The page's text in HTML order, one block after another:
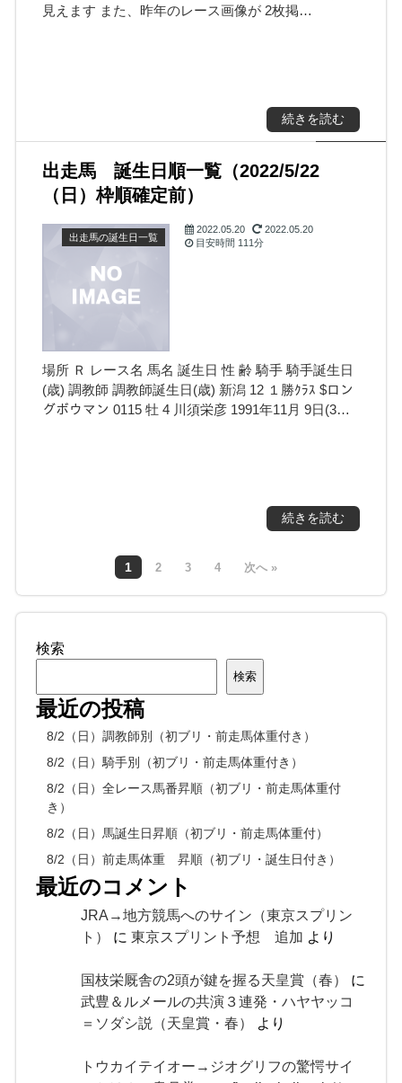
見えます また、昨年のレース画像が 2枚掲…
続きを読む
出走馬 誕生日順一覧（2022/5/22
（日）枠順確定前）
出走馬の誕生日一覧
2022.05.20
2022.05.20
目安時間 111分
場所 Ｒ レース名 馬名 誕生日 性 齢 騎手 騎手誕生日
(歳) 調教師 調教師誕生日(歳) 新潟 12 １勝ｸﾗｽ $ロン
グボウマン 0115 牡 4 川須栄彦 1991年11月 9日(3…
続きを読む
1 2 3 4 次へ »
検索
検索
最近の投稿
8/2（日）調教師別（初ブリ・前走馬体重付き）
8/2（日）騎手別（初ブリ・前走馬体重付き）
8/2（日）全レース馬番昇順（初ブリ・前走馬体重付
き）
8/2（日）馬誕生日昇順（初ブリ・前走馬体重付）
8/2（日）前走馬体重 昇順（初ブリ・誕生日付き）
最近のコメント
JRA→地方競馬へのサイン（東京スプリン
ト）
に東京スプリント予想 追加 より
国枝栄厩舎の2頭が鍵を握る天皇賞（春）
に
武豊＆ルメールの共演３連発・ハヤヤッコ
＝ソダシ説（天皇賞・春）
より
トウカイテイオー→ジオグリフの驚愕サイ